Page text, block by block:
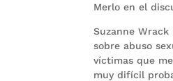
Merlo en el
Suzanne
sobre abuso
víctimas que
muy difícil